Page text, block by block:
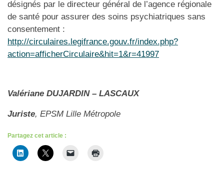
désignés par le directeur général de l’agence régionale
de santé pour assurer des soins psychiatriques sans
consentement :
http://circulaires.legifrance.gouv.fr/index.php?
action=afficherCirculaire&hit=1&r=41997
Valériane DUJARDIN – LASCAUX
Juriste, EPSM Lille Métropole
Partagez cet article :